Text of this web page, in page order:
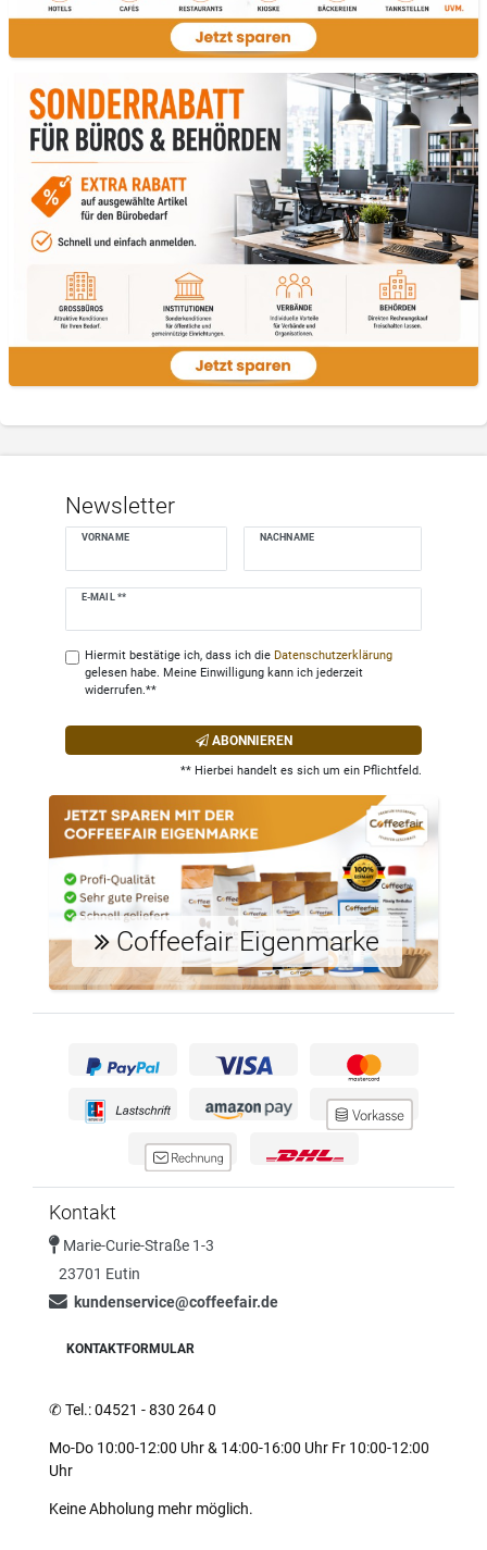
Newsletter
VORNAME NACHNAME
E-MAIL **
Newsletter
Hiermit bestätige ich, dass ich die Daten­schutz­erklärung
gelesen habe. Meine Einwilligung kann ich jederzeit
widerrufen.**
ABONNIEREN
** Hierbei handelt es sich um ein Pflichtfeld.
Coffeefair Eigenmarke
Kontakt
Marie-Curie-Straße 1-3
23701 Eutin
kundenservice@coffeefair.de
KONTAKTFORMULAR
✆Tel.: 04521 - 830 264 0
Mo-Do 10:00-12:00 Uhr & 14:00-16:00 Uhr Fr 10:00-12:00
Uhr
Keine Abholung mehr möglich.